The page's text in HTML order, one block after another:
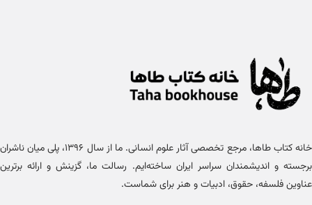
خانه کتاب طاها، مرجع تخصصی آثار علوم انسانی. ما از سال ۱۳۹۶، پلی میان ناشران
برجسته و اندیشمندان سراسر ایران ساخته‌ایم. رسالت ما، گزینش و ارائه برترین
عناوین فلسفه، حقوق، ادبیات و هنر برای شماست.